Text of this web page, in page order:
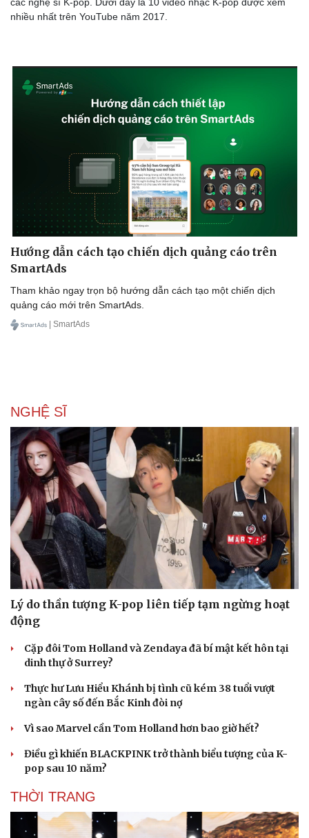
Âm nhạc
nhiều nhất trên YouTube năm 2017.
Hướng dẫn cách tạo chiến dịch quảng cáo trên
SmartAds
Tham khảo ngay trọn bộ hướng dẫn cách tạo một chiến dịch
quảng cáo mới trên SmartAds.
| SmartAds
NGHỆ SĨ
Lý do thần tượng K-pop liên tiếp tạm ngừng hoạt
động
Cặp đôi Tom Holland và Zendaya đã bí mật kết hôn tại
dinh thự ở Surrey?
Thực hư Lưu Hiểu Khánh bị tình cũ kém 38 tuổi vượt
ngàn cây số đến Bắc Kinh đòi nợ
Vì sao Marvel cần Tom Holland hơn bao giờ hết?
Điều gì khiến BLACKPINK trở thành biểu tượng của K-
pop sau 10 năm?
THỜI TRANG